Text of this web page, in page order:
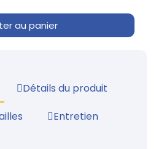
au panier
Détails du produit
Entretien